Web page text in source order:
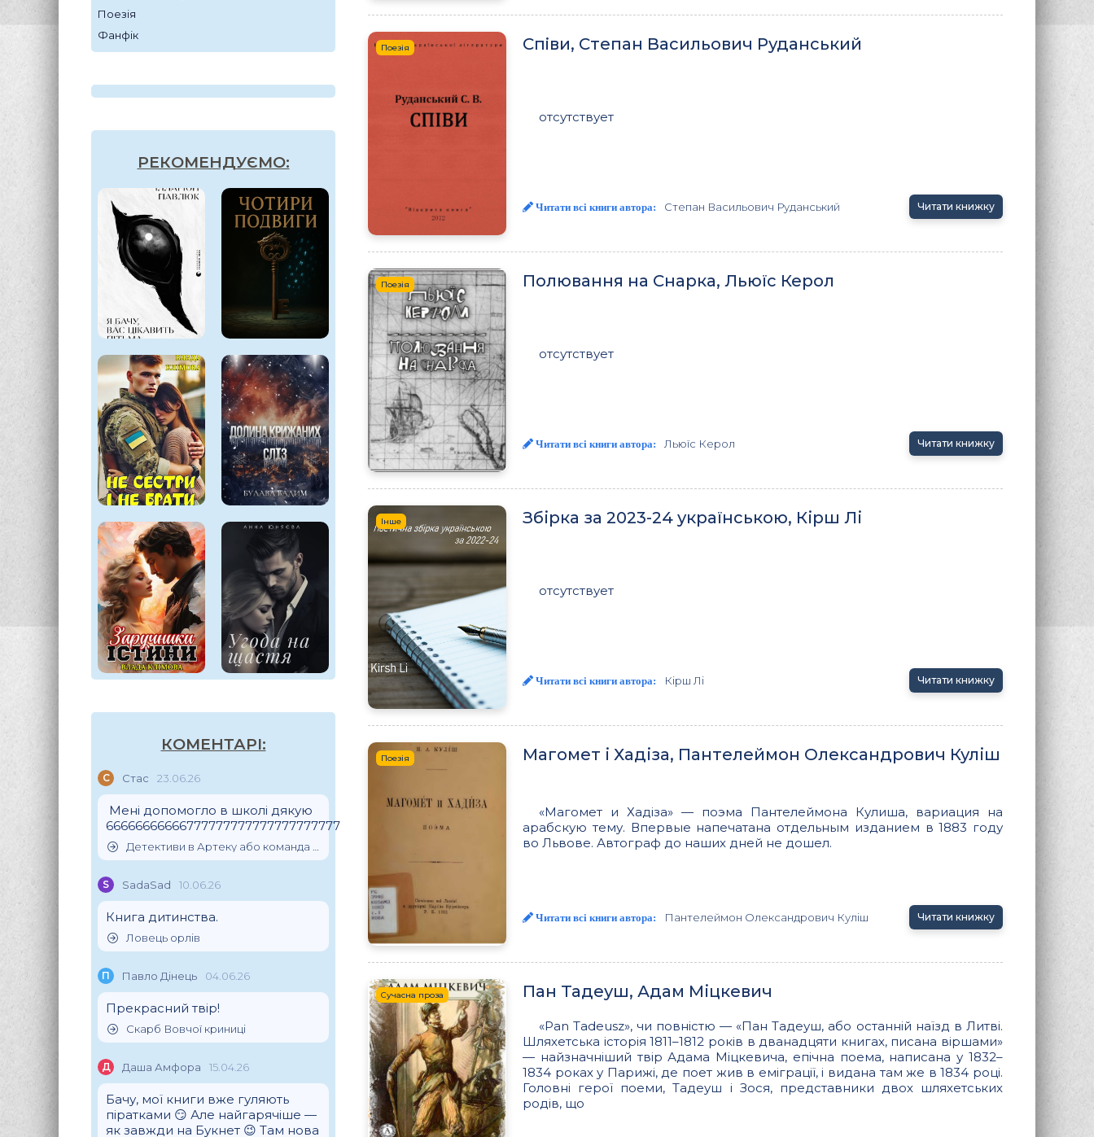
Поезія
Фанфік
РЕКОМЕНДУЄМО:
КОМЕНТАРІ:
С Стас 23.06.26
Мені допомогло в школі дякую
66666666666777777777777777777777
Детективи в Артеку або команда скарбошукачів
S SadaSad 10.06.26
Книга дитинства.
Ловець орлів
П Павло Дінець 04.06.26
Прекрасний твір!
Скарб Вовчої криниці
Д Даша Амфора 15.04.26
Бачу, мої книги вже гуляють
піратками 😏 Але найгарячіше —
як завжди на Букнет 😉 Там нова
Поезія Спiви, Степан Васильович Руданський
отсутствует
Читати всі книги автора: Степан Васильович Руданський Читати книжку
Поезія Полювання на Снарка, Льюїс Керол
отсутствует
Читати всі книги автора: Льюїс Керол Читати книжку
Інше Збірка за 2023-24 українською, Кірш Лі
отсутствует
Читати всі книги автора: Кірш Лі Читати книжку
Поезія Магомет і Хадіза, Пантелеймон Олександрович Куліш
«Магомет и Хадіза» — поэма Пантелеймона Кулиша, вариация на
арабскую тему. Впервые напечатана отдельным изданием в 1883 году
во Львове. Автограф до наших дней не дошел.
Читати всі книги автора: Пантелеймон Олександрович Куліш Читати книжку
Сучасна проза Пан Тадеуш, Адам Міцкевич
«Pan Tadeusz», чи повністю — «Пан Тадеуш, або останній наїзд в Литві.
Шляхетська історія 1811–1812 років в дванадцяти книгах, писана віршами»
— найзначніший твір Адама Міцкевича, епічна поема, написана у 1832–
1834 роках у Парижі, де поет жив в еміграції, і видана там же в 1834 році.
Головні герої поеми, Тадеуш і Зося, представники двох шляхетських
родів, що